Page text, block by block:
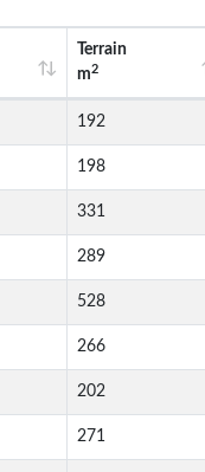
Terrain
m2
192
198
331
289
528
266
202
271